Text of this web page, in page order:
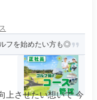
フを始めたい方も◎
上させたい想いで 今